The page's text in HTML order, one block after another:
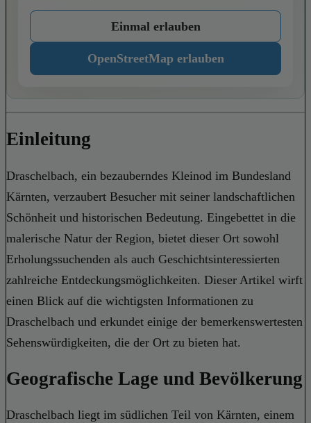
Einmal erlauben
OpenStreetMap erlauben
Einleitung
Draschelbach, ein bezauberndes Kleinod im Bundesland
Kärnten, verzaubert Besucher mit seiner landschaftlichen
Schönheit und historischen Bedeutung. Eingebettet in die
malerische Natur der Region, bietet dieser Ort sowohl
Erholungssuchenden als auch Geschichtsinteressierten
zahlreiche Entdeckungsmöglichkeiten. Dieser Artikel wirft
einen Blick auf die wichtigsten Informationen zu
Draschelbach und erkundet einige der bemerkenswertesten
Sehenswürdigkeiten, die der Ort zu bieten hat.
Geografische Lage und Bevölkerung
Draschelbach liegt im südlichen Teil von Kärnten, einem